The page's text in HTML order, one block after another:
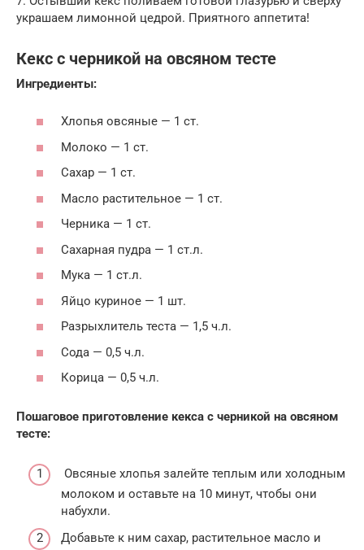
украшаем лимонной цедрой. Приятного аппетита!
Кекс с черникой на овсяном тесте
Ингредиенты:
Хлопья овсяные — 1 ст.
Молоко — 1 ст.
Сахар — 1 ст.
Масло растительное — 1 ст.
Черника — 1 ст.
Сахарная пудра — 1 ст.л.
Мука — 1 ст.л.
Яйцо куриное — 1 шт.
Разрыхлитель теста — 1,5 ч.л.
Сода — 0,5 ч.л.
Корица — 0,5 ч.л.
Пошаговое приготовление кекса с черникой на овсяном
тесте:
Овсяные хлопья залейте теплым или холодным
молоком и оставьте на 10 минут, чтобы они
набухли.
Добавьте к ним сахар, растительное масло и